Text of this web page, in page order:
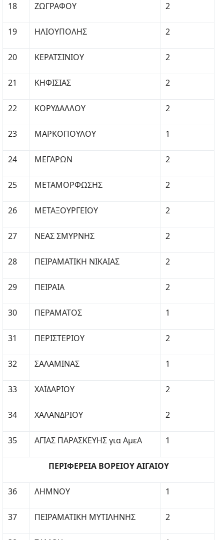
18 ΖΩΓΡΑΦΟΥ 2
19 ΗΛΙΟΥΠΟΛΗΣ 2
20 ΚΕΡΑΤΣΙΝΙΟΥ 2
21 ΚΗΦΙΣΙΑΣ 2
22 ΚΟΡΥΔΑΛΛΟΥ 2
23 ΜΑΡΚΟΠΟΥΛΟΥ 1
24 ΜΕΓΑΡΩΝ 2
25 ΜΕΤΑΜΟΡΦΩΣΗΣ 2
26 ΜΕΤΑΞΟΥΡΓΕΙΟΥ 2
27 ΝΕΑΣ ΣΜΥΡΝΗΣ 2
28 ΠΕΙΡΑΜΑΤΙΚΗ ΝΙΚΑΙΑΣ 2
29 ΠΕΙΡΑΙΑ 2
30 ΠΕΡΑΜΑΤΟΣ 1
31 ΠΕΡΙΣΤΕΡΙΟΥ 2
32 ΣΑΛΑΜΙΝΑΣ 1
33 ΧΑΪΔΑΡΙΟΥ 2
34 ΧΑΛΑΝΔΡΙΟΥ 2
35 ΑΓΙΑΣ ΠΑΡΑΣΚΕΥΗΣ για ΑμεΑ 1
ΠΕΡΙΦΕΡΕΙΑ ΒΟΡΕΙΟΥ ΑΙΓΑΙΟΥ
36 ΛΗΜΝΟΥ 1
37 ΠΕΙΡΑΜΑΤΙΚΗ ΜΥΤΙΛΗΝΗΣ 2